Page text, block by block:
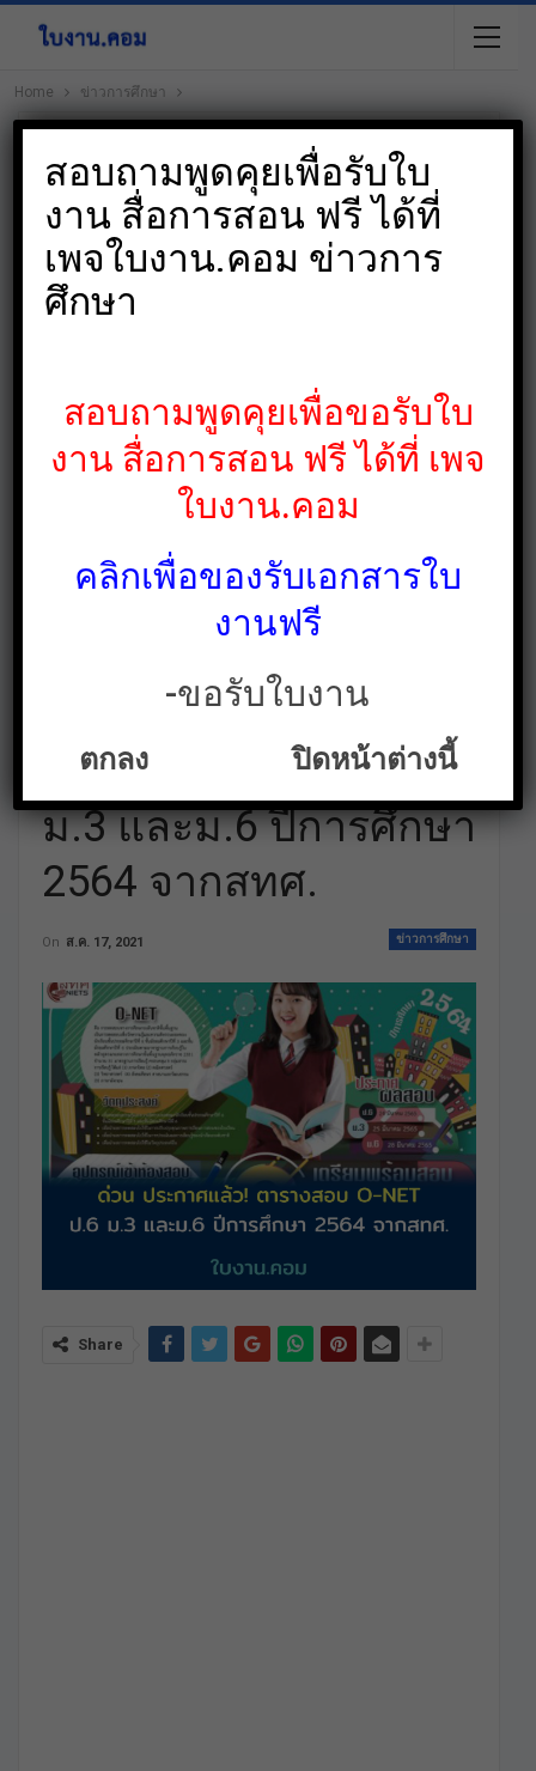
Home ข่าวการศึกษา
ด่วน ประกาศแล้ว!
ตารางสอบ O-NET ป.6
ม.3 และม.6 ปีการศึกษา
2564 จากสทศ.
ข่าวการศึกษา
On ส.ค. 17, 2021
Share
สอบถามพูดคุยเพื่อรับใบ
งาน สื่อการสอน ฟรี ได้ที่
เพจใบงาน.คอม ข่าวการ
ศึกษา
สอบถามพูดคุยเพื่อขอรับใบ
งาน สื่อการสอน ฟรี ได้ที่ เพจ
ใบงาน.คอม
คลิกเพื่อของรับเอกสารใบ
งานฟรี
-ขอรับใบงาน
ตกลง ปิดหน้าต่างนี้